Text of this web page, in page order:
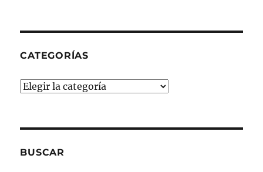
CATEGORÍAS
Categorías
BUSCAR